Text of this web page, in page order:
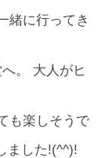
緒に行ってき
。 大人がヒ
も楽しそうで
ました!(^^)!